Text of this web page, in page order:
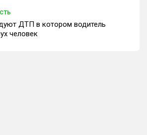
ДТП в котором водитель
человек